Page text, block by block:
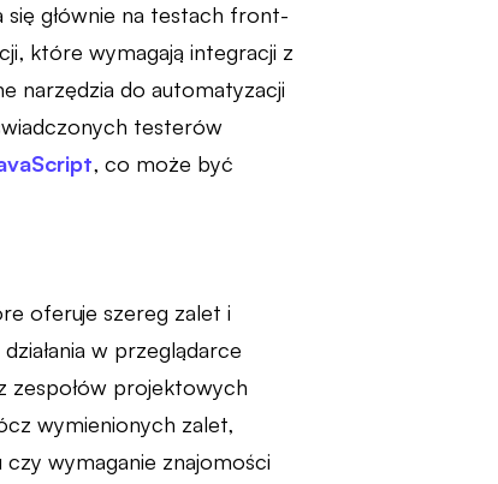
głównie na testach front-
które wymagają integracji z
narzędzia do automatyzacji
testerów
, co może być
oferuje szereg zalet i
w przeglądarce
zespołów projektowych
wymienionych zalet,
wymaganie znajomości